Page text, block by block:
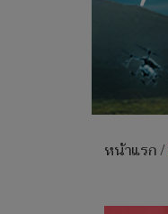
หน้าแรก/